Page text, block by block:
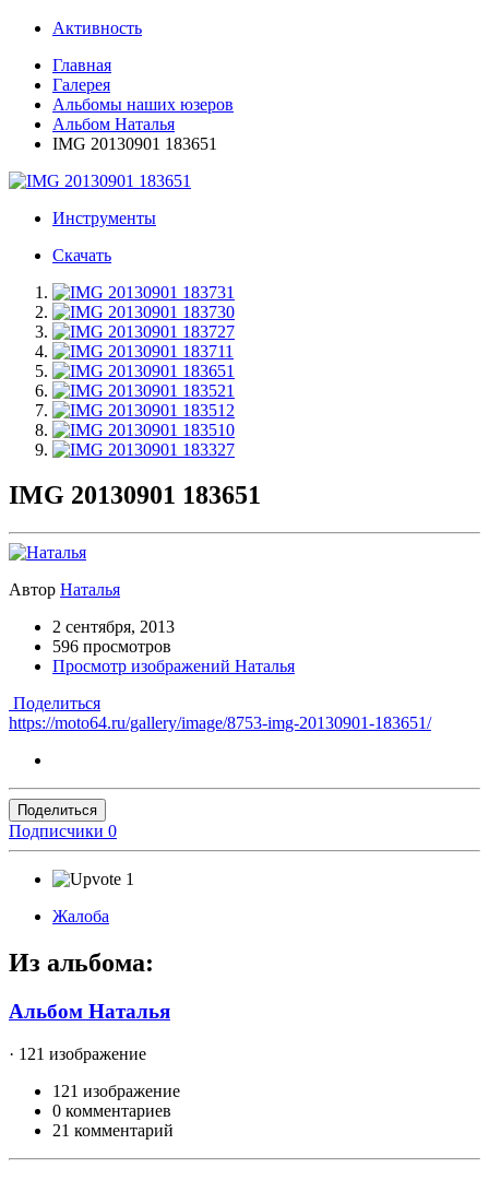
Активность
Главная
Галерея
Альбомы наших юзеров
Альбом Наталья
IMG 20130901 183651
Инструменты
Скачать
IMG 20130901 183651
Автор Наталья
2 сентября, 2013
596 просмотров
Просмотр изображений Наталья
Поделиться
https://moto64.ru/gallery/image/8753-img-20130901-183651/
Поделиться
Подписчики 0
1
Жалоба
Из альбома:
Альбом Наталья
· 121 изображение
121 изображение
0 комментариев
21 комментарий